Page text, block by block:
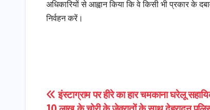
अधिकारियों से आह्वान किया कि वे किसी भी प्रकार के
निर्वहन करें।
Post
इंस्टाग्राम पर हीरे का हार चमकाना घरेलू